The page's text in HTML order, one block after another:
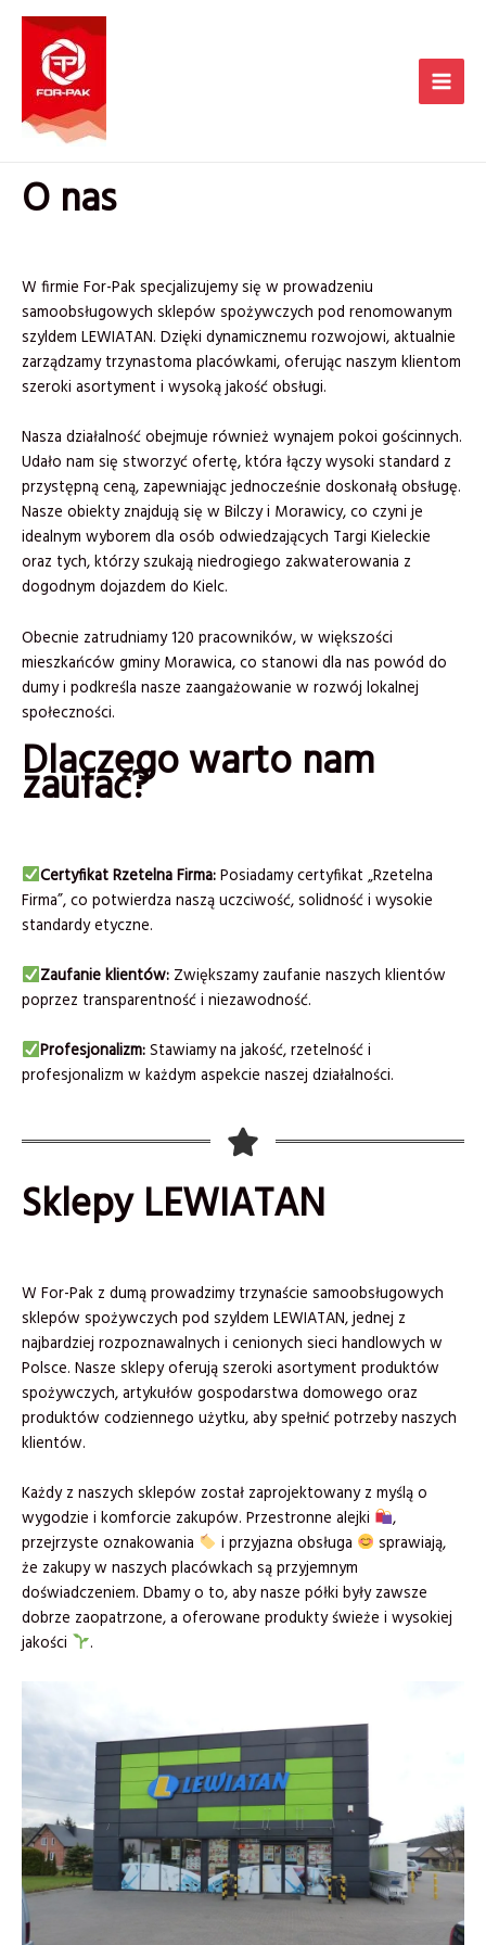
Skip
content
Main
O nas
W firmie For-Pak specjalizujemy się w prowadzeniu
samoobsługowych sklepów spożywczych pod renomowanym
szyldem LEWIATAN. Dzięki dynamicznemu rozwojowi, aktualnie
zarządzamy trzynastoma placówkami, oferując naszym klientom
szeroki asortyment i wysoką jakość obsługi.
Nasza działalność obejmuje również wynajem pokoi gościnnych.
Udało nam się stworzyć ofertę, która łączy wysoki standard z
przystępną ceną, zapewniając jednocześnie doskonałą obsługę.
Nasze obiekty znajdują się w Bilczy i Morawicy, co czyni je
idealnym wyborem dla osób odwiedzających Targi Kieleckie
oraz tych, którzy szukają niedrogiego zakwaterowania z
dogodnym dojazdem do Kielc.
Obecnie zatrudniamy 120 pracowników, w większości
mieszkańców gminy Morawica, co stanowi dla nas powód do
dumy i podkreśla nasze zaangażowanie w rozwój lokalnej
społeczności.
Dlaczego warto nam
zaufać?
Certyfikat Rzetelna Firma:Posiadamy certyfikat „Rzetelna
Firma”, co potwierdza naszą uczciwość, solidność i wysokie
standardy etyczne.
Zaufanie klientów:Zwiększamy zaufanie naszych klientów
poprzez transparentność i niezawodność.
Profesjonalizm:Stawiamy na jakość, rzetelność i
profesjonalizm w każdym aspekcie naszej działalności.
Sklepy LEWIATAN
W For-Pak z dumą prowadzimy trzynaście samoobsługowych
sklepów spożywczych pod szyldem LEWIATAN, jednej z
najbardziej rozpoznawalnych i cenionych sieci handlowych w
Polsce. Nasze sklepy oferują szeroki asortyment produktów
spożywczych, artykułów gospodarstwa domowego oraz
produktów codziennego użytku, aby spełnić potrzeby naszych
klientów.
Każdy z naszych sklepów został zaprojektowany z myślą o
wygodzie i komforcie zakupów. Przestronne alejki
,
przejrzyste oznakowania
i przyjazna obsługa
sprawiają,
że zakupy w naszych placówkach są przyjemnym
doświadczeniem. Dbamy o to, aby nasze półki były zawsze
dobrze zaopatrzone, a oferowane produkty świeże i wysokiej
jakości
.